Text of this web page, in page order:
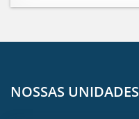
NOSSAS UNIDADES